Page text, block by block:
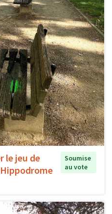
le jeu de
Soumise
au vote